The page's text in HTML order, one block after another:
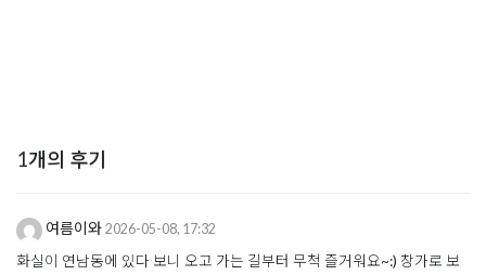
1개의 후기
여름이와 2026-05-08, 17:32
화실이 연남동에 있다 보니 오고 가는 길부터 무척 즐거워요~:) 창가로 보